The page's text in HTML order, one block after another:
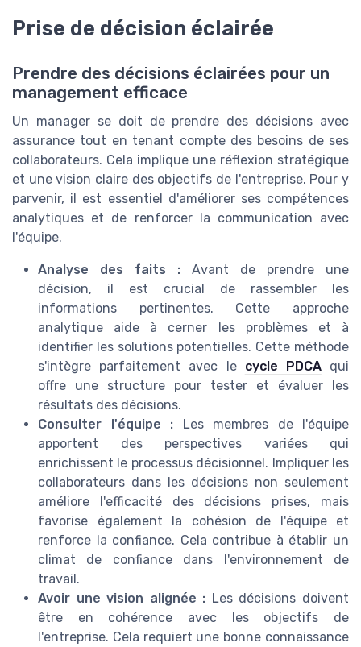
Prise de décision éclairée
Prendre des décisions éclairées pour un
management efficace
Un manager se doit de prendre des décisions avec
assurance tout en tenant compte des besoins de ses
collaborateurs. Cela implique une réflexion stratégique
et une vision claire des objectifs de l'entreprise. Pour y
parvenir, il est essentiel d'améliorer ses compétences
analytiques et de renforcer la communication avec
l'équipe.
Analyse des faits : Avant de prendre une
décision, il est crucial de rassembler les
informations pertinentes. Cette approche
analytique aide à cerner les problèmes et à
identifier les solutions potentielles. Cette méthode
s'intègre parfaitement avec le cycle PDCAqui
offre une structure pour tester et évaluer les
résultats des décisions.
Consulter l'équipe : Les membres de l'équipe
apportent des perspectives variées qui
enrichissent le processus décisionnel. Impliquer les
collaborateurs dans les décisions non seulement
améliore l'efficacité des décisions prises, mais
favorise également la cohésion de l'équipe et
renforce la confiance. Cela contribue à établir un
climat de confiance dans l'environnement de
travail.
Avoir une vision alignée : Les décisions doivent
être en cohérence avec les objectifs de
l'entreprise. Cela requiert une bonne connaissance